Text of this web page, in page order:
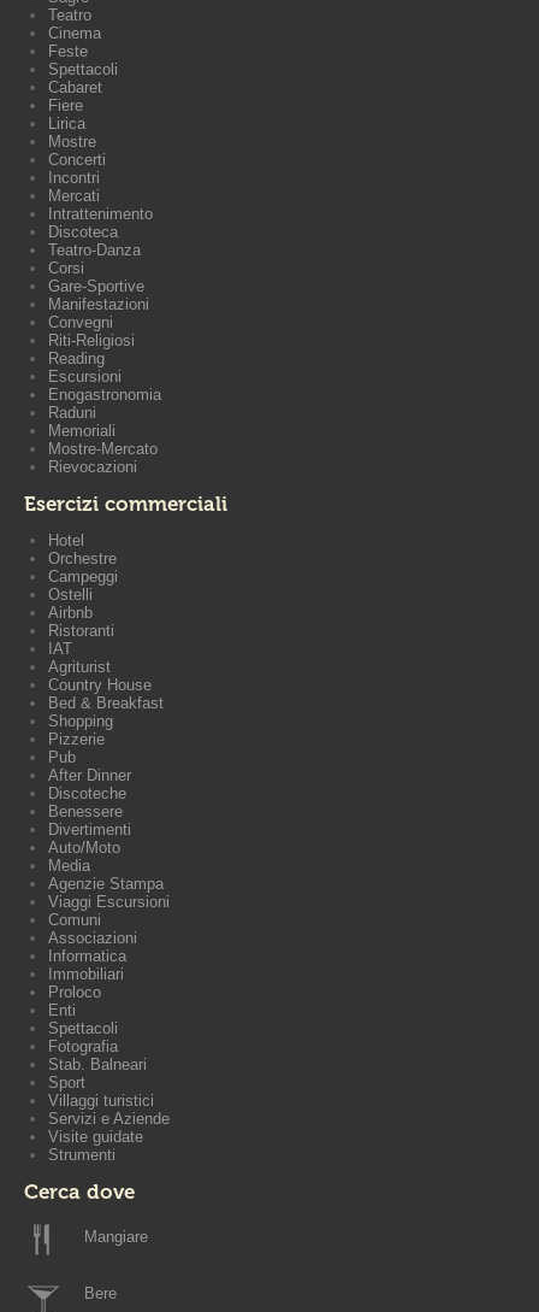
Teatro
Cinema
Feste
Spettacoli
Cabaret
Fiere
Lirica
Mostre
Concerti
Incontri
Mercati
Intrattenimento
Discoteca
Teatro-Danza
Corsi
Gare-Sportive
Manifestazioni
Convegni
Riti-Religiosi
Reading
Escursioni
Enogastronomia
Raduni
Memoriali
Mostre-Mercato
Rievocazioni
Esercizi commerciali
Hotel
Orchestre
Campeggi
Ostelli
Airbnb
Ristoranti
IAT
Agriturist
Country House
Bed & Breakfast
Shopping
Pizzerie
Pub
After Dinner
Discoteche
Benessere
Divertimenti
Auto/Moto
Media
Agenzie Stampa
Viaggi Escursioni
Comuni
Associazioni
Informatica
Immobiliari
Proloco
Enti
Spettacoli
Fotografia
Stab. Balneari
Sport
Villaggi turistici
Servizi e Aziende
Visite guidate
Strumenti
Cerca dove
Mangiare
Bere